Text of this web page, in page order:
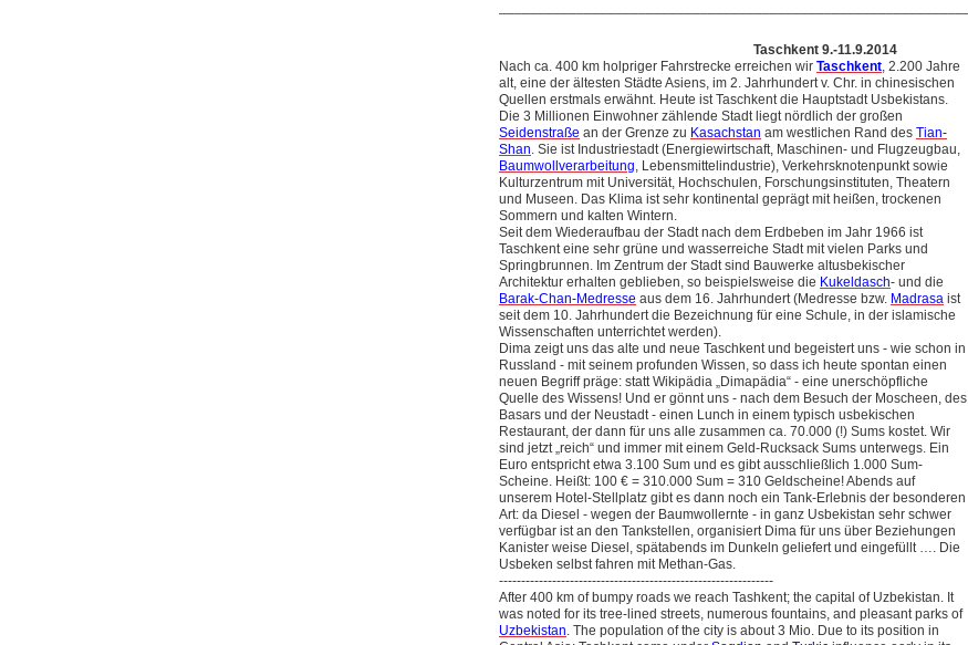
Taschkent 9.-11.9.2014
Nach ca. 400 km holpriger Fahrstrecke erreichen wir Taschkent , 2.200 Jahre
alt, eine der ältesten Städte Asiens, im 2. Jahrhundert v. Chr. in chinesischen
Quellen erstmals erwähnt. Heute ist Taschkent die Hauptstadt Usbekistans.
Die 3 Millionen Einwohner zählende Stadt liegt nördlich der großen
Seidenstraße an der Grenze zu Kasachstan am westlichen Rand des Tian-
Shan . Sie ist Industriestadt (Energiewirtschaft, Maschinen- und Flugzeugbau,
Baumwollverarbeitung , Lebensmittelindustrie), Verkehrsknotenpunkt sowie
Kulturzentrum mit Universität, Hochschulen, Forschungsinstituten, Theatern
und Museen. Das Klima ist sehr kontinental geprägt mit heißen, trockenen
Sommern und kalten Wintern.
Seit dem Wiederaufbau der Stadt nach dem Erdbeben im Jahr 1966 ist
Taschkent eine sehr grüne und wasserreiche Stadt mit vielen Parks und
Springbrunnen. Im Zentrum der Stadt sind Bauwerke altusbekischer
Architektur erhalten geblieben, so beispielsweise die Kukeldasch- und die
Barak-Chan-Medresse aus dem 16. Jahrhundert (Medresse bzw. Madrasa ist
seit dem 10. Jahrhundert die Bezeichnung für eine Schule, in der islamische
Wissenschaften unterrichtet werden).
Dima zeigt uns das alte und neue Taschkent und begeistert uns - wie schon in
Russland - mit seinem profunden Wissen, so dass ich heute spontan einen
neuen Begriff präge: statt Wikipädia „Dimapädia“ - eine unerschöpfliche
Quelle des Wissens! Und er gönnt uns - nach dem Besuch der Moscheen, des
Basars und der Neustadt - einen Lunch in einem typisch usbekischen
Restaurant, der dann für uns alle zusammen ca. 70.000 (!) Sums kostet. Wir
sind jetzt „reich“ und immer mit einem Geld-Rucksack Sums unterwegs. Ein
Euro entspricht etwa 3.100 Sum und es gibt ausschließlich 1.000 Sum-
Scheine. Heißt: 100 € = 310.000 Sum = 310 Geldscheine! Abends auf
unserem Hotel-Stellplatz gibt es dann noch ein Tank-Erlebnis der besonderen
Art: da Diesel - wegen der Baumwollernte - in ganz Usbekistan sehr schwer
verfügbar ist an den Tankstellen, organisiert Dima für uns über Beziehungen
Kanister weise Diesel, spätabends im Dunkeln geliefert und eingefüllt ….
Die
Usbeken selbst fahren mit Methan-Gas.
--------------------------------------------------------------
After 400 km of bumpy roads we reach Tashkent; the capital of Uzbekistan. It
was noted for its tree-lined streets, numerous fountains, and pleasant parks of
Uzbekistan . The population of the city is about 3 Mio. Due to its position in